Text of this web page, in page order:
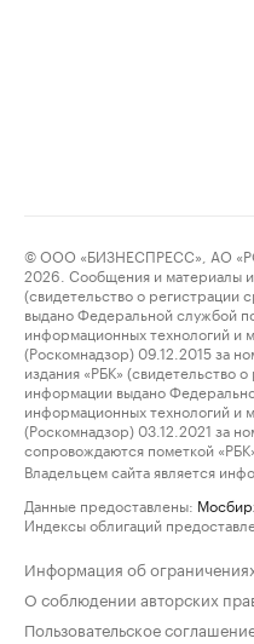
© ООО «БИЗНЕСПРЕСС», АО
2026. Сообщения и материалы
(свидетельство о регистрации
выдано Федеральной службой
информационных технологий и
(Роскомнадзор) 09.12.2015 за
издания «РБК» (свидетельство
информации выдано
информационных технологий и
(Роскомнадзор) 03.12.2021 за
сопровождаются пометкой
Владельцем сайта является
Данные предоставлены:
Индексы облигаций
Информация об
О соблюдении авторских
Пользовательское